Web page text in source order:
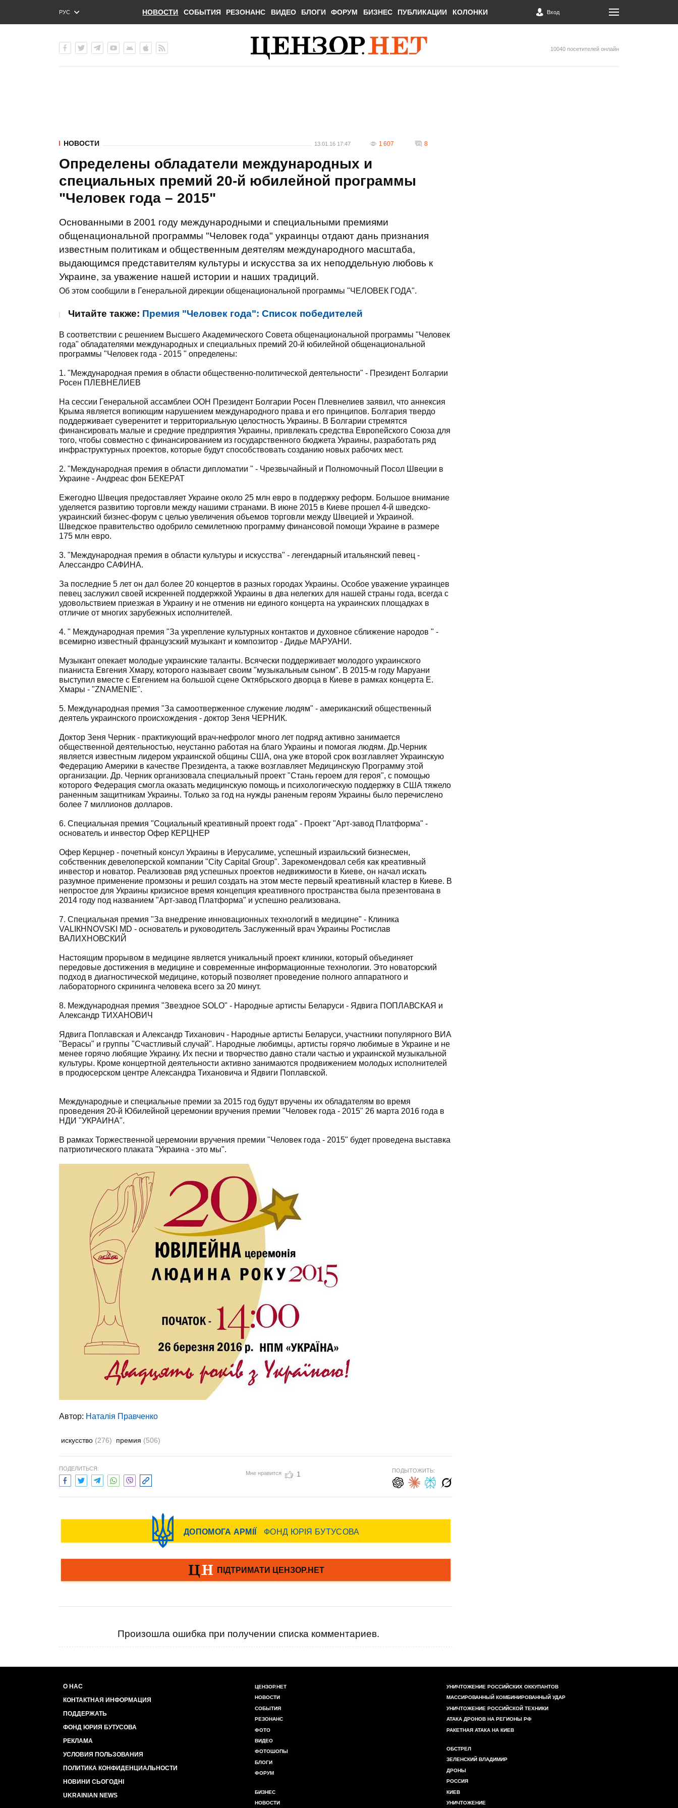
РУС
ENG
НОВОСТИ СОБЫТИЯ РЕЗОНАНС ВИДЕО БЛОГИ ФОРУМ БИЗНЕС ПУБЛИКАЦИИ КОЛОНКИ Вход
10040 посетителей онлайн
НОВОСТИ 13.01.16 17:47 1 607 8
Определены обладатели международных и
специальных премий 20-й юбилейной программы
"Человек года – 2015"
Основанными в 2001 году международными и специальными премиями
общенациональной программы "Человек года" украинцы отдают дань признания
известным политикам и общественным деятелям международного масштаба,
выдающимся представителям культуры и искусства за их неподдельную любовь к
Украине, за уважение нашей истории и наших традиций.
Об этом сообщили в Генеральной дирекции общенациональной программы "ЧЕЛОВЕК ГОДА".
Читайте также: Премия "Человек года": Список победителей
В соответствии с решением Высшего Академического Совета общенациональной программы "Человек
года" обладателями международных и специальных премий 20-й юбилейной общенациональной
программы "Человек года - 2015 " определены:
1. "Международная премия в области общественно-политической деятельности" - Президент Болгарии
Росен ПЛЕВНЕЛИЕВ
На сессии Генеральной ассамблеи ООН Президент Болгарии Росен Плевнелиев заявил, что аннексия
Крыма является вопиющим нарушением международного права и его принципов. Болгария твердо
поддерживает суверенитет и территориальную целостность Украины. В Болгарии стремятся
финансировать малые и средние предприятия Украины, привлекать средства Европейского Союза для
того, чтобы совместно с финансированием из государственного бюджета Украины, разработать ряд
инфраструктурных проектов, которые будут способствовать созданию новых рабочих мест.
2. "Международная премия в области дипломатии " - Чрезвычайный и Полномочный Посол Швеции в
Украине - Андреас фон БЕКЕРАТ
Ежегодно Швеция предоставляет Украине около 25 млн евро в поддержку реформ. Большое внимание
уделяется развитию торговли между нашими странами. В июне 2015 в Киеве прошел 4-й шведско-
украинский бизнес-форум с целью увеличения объемов торговли между Швецией и Украиной.
Шведское правительство одобрило семилетнюю программу финансовой помощи Украине в размере
175 млн евро.
3. "Международная премия в области культуры и искусства" - легендарный итальянский певец -
Алессандро САФИНА.
За последние 5 лет он дал более 20 концертов в разных городах Украины. Особое уважение украинцев
певец заслужил своей искренней поддержкой Украины в два нелегких для нашей страны года, всегда с
удовольствием приезжая в Украину и не отменив ни единого концерта на украинских площадках в
отличие от многих зарубежных исполнителей.
4. " Международная премия "За укрепление культурных контактов и духовное сближение народов " -
всемирно известный французский музыкант и композитор - Дидье МАРУАНИ.
Музыкант опекает молодые украинские таланты. Всячески поддерживает молодого украинского
пианиста Евгения Хмару, которого называет своим "музыкальным сыном". В 2015-м году Маруани
выступил вместе с Евгением на большой сцене Октябрьского дворца в Киеве в рамках концерта Е.
Хмары - "ZNAMENIE".
5. Международная премия "За самоотверженное служение людям" - американский общественный
деятель украинского происхождения - доктор Зеня ЧЕРНИК.
Доктор Зеня Черник - практикующий врач-нефролог много лет подряд активно занимается
общественной деятельностью, неустанно работая на благо Украины и помогая людям. Др.Черник
является известным лидером украинской общины США, она уже второй срок возглавляет Украинскую
Федерацию Америки в качестве Президента, а также возглавляет Медицинскую Программу этой
организации. Др. Черник организовала специальный проект "Стань героем для героя", с помощью
которого Федерация смогла оказать медицинскую помощь и психологическую поддержку в США тяжело
раненным защитникам Украины. Только за год на нужды раненым героям Украины было перечислено
более 7 миллионов долларов.
6. Специальная премия "Социальный креативный проект года" - Проект "Арт-завод Платформа" -
основатель и инвестор Офер КЕРЦНЕР
Офер Керцнер - почетный консул Украины в Иерусалиме, успешный израильский бизнесмен,
собственник девелоперской компании "City Capital Group". Зарекомендовал себя как креативный
инвестор и новатор. Реализовав ряд успешных проектов недвижимости в Киеве, он начал искать
разумное применение промзоны и решил создать на этом месте первый креативный кластер в Киеве. В
непростое для Украины кризисное время концепция креативного пространства была презентована в
2014 году под названием "Арт-завод Платформа" и успешно реализована.
7. Специальная премия "За внедрение инновационных технологий в медицине" - Клиника
VALIКHNOVSKI MD - основатель и руководитель Заслуженный врач Украины Ростислав
ВАЛИХНОВСКИЙ
Настоящим прорывом в медицине является уникальный проект клиники, который объединяет
передовые достижения в медицине и современные информационные технологии. Это новаторский
подход в диагностической медицине, который позволяет проведение полного аппаратного и
лабораторного скрининга человека всего за 20 минут.
8. Международная премия "Звездное SOLO" - Народные артисты Беларуси - Ядвига ПОПЛАВСКАЯ и
Александр ТИХАНОВИЧ
Ядвига Поплавская и Александр Тиханович - Народные артисты Беларуси, участники популярного ВИА
"Верасы" и группы "Счастливый случай". Народные любимцы, артисты горячо любимые в Украине и не
менее горячо любящие Украину. Их песни и творчество давно стали частью и украинской музыкальной
культуры. Кроме концертной деятельности активно занимаются продвижением молодых исполнителей
в продюсерском центре Александра Тихановича и Ядвиги Поплавской.
Международные и специальные премии за 2015 год будут вручены их обладателям во время
проведения 20-й Юбилейной церемонии вручения премии "Человек года - 2015" 26 марта 2016 года в
НДИ "УКРАИНА".
В рамках Торжественной церемонии вручения премии "Человек года - 2015" будет проведена выставка
патриотического плаката "Украина - это мы".
Автор: Наталія Правченко
искусство (276) премия (506)
ПОДЕЛИТЬСЯ:
Мне нравится 1 ПОДЫТОЖИТЬ:
Произошла ошибка при получении списка комментариев.
О НАС
КОНТАКТНАЯ ИНФОРМАЦИЯ
ПОДДЕРЖАТЬ
ФОНД ЮРИЯ БУТУСОВА
РЕКЛАМА
УСЛОВИЯ ПОЛЬЗОВАНИЯ
ПОЛИТИКА КОНФИДЕНЦИАЛЬНОСТИ
НОВИНИ СЬОГОДНІ
UKRAINIAN NEWS
ЦЕНЗОР.НЕТ
НОВОСТИ
СОБЫТИЯ
РЕЗОНАНС
ФОТО
ВИДЕО
ФОТОШОПЫ
БЛОГИ
ФОРУМ
БИЗНЕС
НОВОСТИ
УНИЧТОЖЕНИЕ РОССИЙСКИХ ОККУПАНТОВ
МАССИРОВАННЫЙ КОМБИНИРОВАННЫЙ УДАР
УНИЧТОЖЕНИЕ РОССИЙСКОЙ ТЕХНИКИ
АТАКА ДРОНОВ НА РЕГИОНЫ РФ
РАКЕТНАЯ АТАКА НА КИЕВ
ОБСТРЕЛ
ЗЕЛЕНСКИЙ ВЛАДИМИР
ДРОНЫ
РОССИЯ
КИЕВ
УНИЧТОЖЕНИЕ